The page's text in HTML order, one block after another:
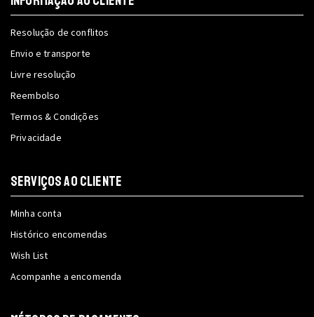
Resolução de conflitos
Envio e transporte
Livre resolução
Reembolso
Termos & Condições
Privacidade
SERVIÇOS AO CLIENTE
Minha conta
Histórico encomendas
Wish List
Acompanhe a encomenda